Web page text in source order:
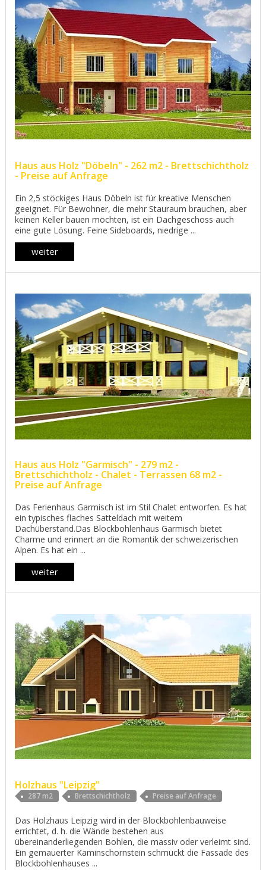
Haus aus Holz "Döbeln" - 262 m2 - Brettschichtholz
- Preise auf Anfrage
Ein 2,5 stöckiges Haus Döbeln ist für kreative Menschen
geeignet. Für Bewohner, die mehr Stauraum brauchen, aber
keinen Keller bauen möchten, ist ein Dachgeschoss auch
eine gute Lösung. Feine Sideboards, niedrige ...
weiter
Haus aus Holz "Garmisch" - 279 m2 -
Brettschichtholz - Chalet - Terrassen 68 m2 -
Preise auf Anfrage
Das Ferienhaus Garmisch ist im Stil Chalet entworfen. Es hat
ein typisches flaches Satteldach mit weitem
Dachüberstand.Das Blockbohlenhaus Garmisch bietet
Charme und erinnert an die Romantik der schweizerischen
Alpen. Es hat ein ...
weiter
Holzhaus "Leipzig"
287 m2 Brettschichtholz Preise auf Anfrage
Das Holzhaus Leipzig wird in der Blockbohlenbauweise
errichtet, d. h. die Wände bestehen aus
übereinanderliegenden Bohlen, die massiv oder verleimt sind.
Ein gemauerter Kaminschornstein schmückt die Fassade des
Blockbohlenhauses ...